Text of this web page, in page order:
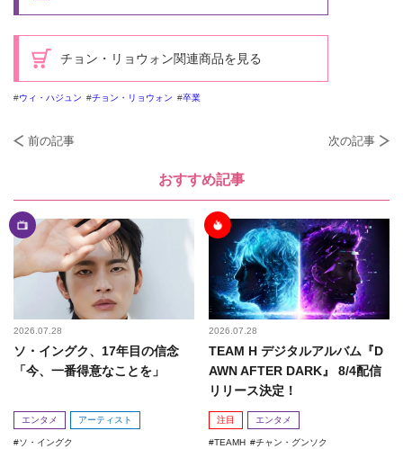
チョン・リョウォン関連商品を見る
ウィ・ハジュン チョン・リョウォン 卒業
前の記事 次の記事
おすすめ記事
2026.07.28
ソ・イングク、17年目の信念
「今、一番得意なことを」
エンタメ アーティスト
ソ・イングク
2026.07.28
TEAM H デジタルアルバム『D
AWN AFTER DARK』 8/4配信
リリース決定！
注目 エンタメ
TEAMH チャン・グンソク